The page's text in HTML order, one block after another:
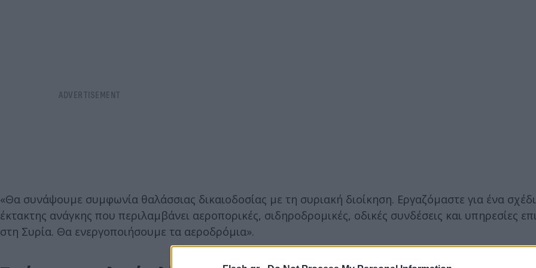
«Θα συνάψουμε συμφωνία θαλάσσιας δικαιοδοσίας με τη συριακή διοίκηση. Εργαζόμαστε για ένα
έκτακτης ανάγκης που περιλαμβάνει αεροπορικές, σιδηροδρομικές, οδικές συνδέσεις και υπηρεσίες
στη Συρία. Θα ενεργοποιήσουμε τα αεροδρόμια».